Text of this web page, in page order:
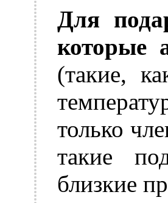
Для
которые
(такие,
только
такие
близкие